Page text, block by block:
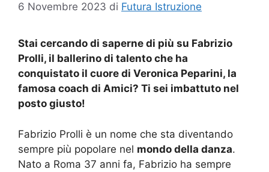
6 Novembre 2023 di Futura Istruzione
Stai cercando di saperne di più su Fabrizio
Prolli, il ballerino di talento che ha
conquistato il cuore di Veronica Peparini, la
famosa coach di Amici? Ti sei imbattuto nel
posto giusto!
Fabrizio Prolli è un nome che sta diventando
sempre più popolare nel mondo della danza.
Nato a Roma 37 anni fa, Fabrizio ha sempre